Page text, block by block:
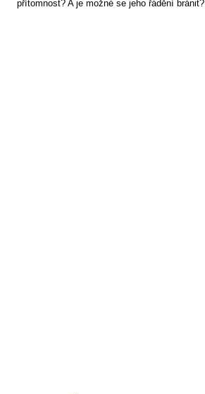
přítomnost? A je možné se jeho řádění bránit?